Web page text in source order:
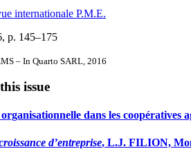
internationale P.M.E.
, p. 145–175
– In Quarto SARL, 2016
issue
dans les coopératives
d’entreprise, L.J. FILION,